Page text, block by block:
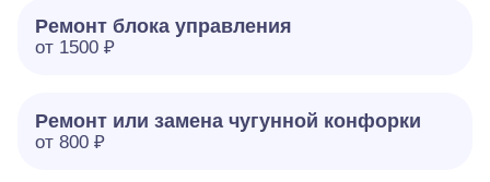
Ремонт блока управления
от 1500 ₽
Ремонт или замена чугунной конфорки
от 800 ₽